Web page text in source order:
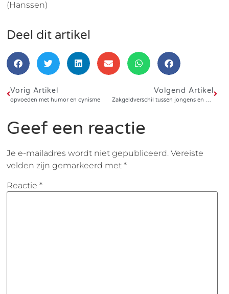
(Hanssen)
Deel dit artikel
Vorig Artikel
opvoeden met humor en cynisme
Volgend Artikel
Geef een reactie
Je e-mailadres wordt niet gepubliceerd. Vereiste
velden zijn gemarkeerd met*
Reactie*